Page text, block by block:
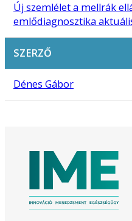
Új szemlélet a mellrák
emlődiagnosztika
SZERZŐ
Dénes Gábor